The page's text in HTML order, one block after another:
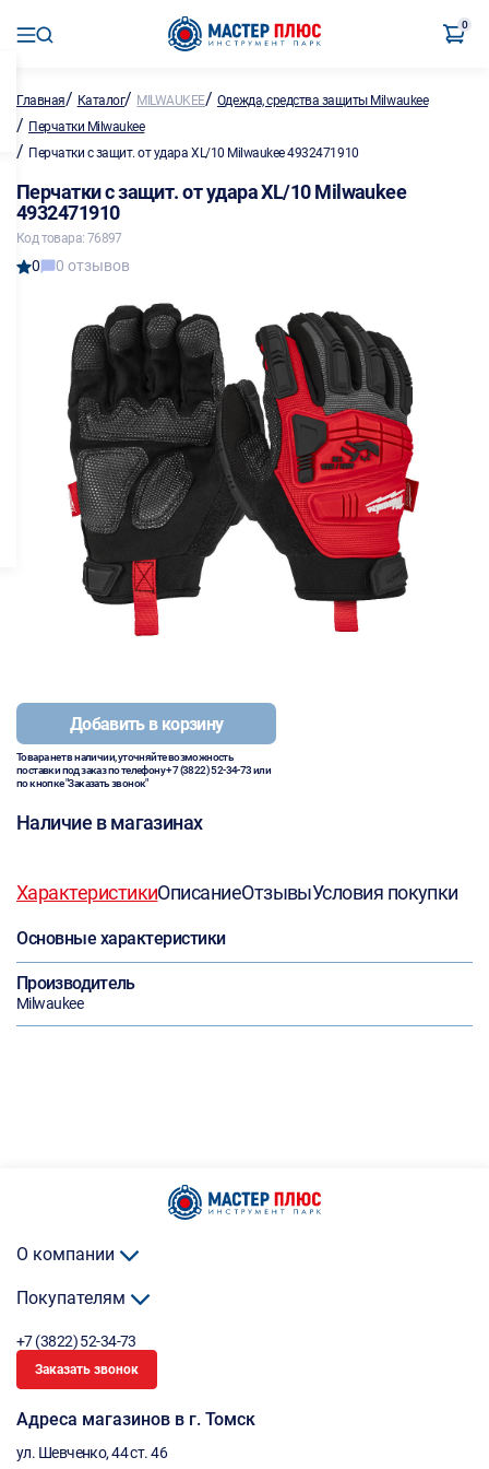
0
Главная/ Каталог/ MILWAUKEE/ Одежда, средства защиты Milwaukee
/ Перчатки Milwaukee
/ Перчатки с защит. от удара XL/10 Milwaukee 4932471910
Перчатки с защит. от удара XL/10 Milwaukee
4932471910
Код товара: 76897
0 0 отзывов
Добавить в корзину
Товара нет в наличии, уточняйте возможность
поставки под заказ по телефону+7 (3822) 52-34-73или
по кнопке "Заказать звонок"
Наличие в магазинах
ХарактеристикиОписаниеОтзывыУсловия покупки
Основные характеристики
Производитель
Milwaukee
О компании
Покупателям
+7 (3822) 52-34-73
Заказать звонок
Адреса магазинов в г. Томск
ул. Шевченко, 44 ст. 46